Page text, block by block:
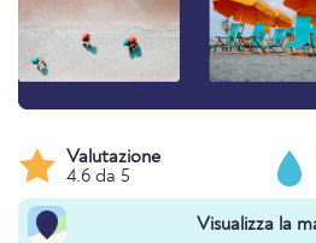
Valutazione
4.6 da 5
Visualizza la